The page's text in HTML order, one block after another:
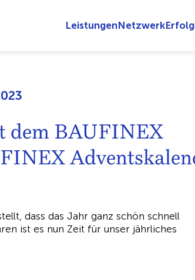
LeistungenNetzwerk
dem BAUFINEX
dass das Jahr ganz schön schnell
ist es nun Zeit für unser jährliches